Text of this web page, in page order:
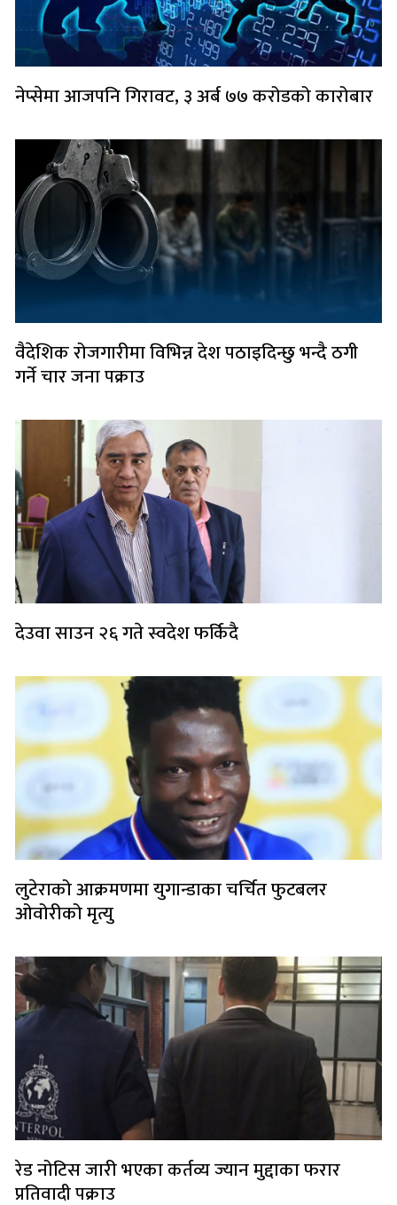
नेप्सेमा आजपनि गिरावट, ३ अर्ब ७७ करोडको कारोबार
वैदेशिक रोजगारीमा विभिन्न देश पठाइदिन्छु भन्दै ठगी
गर्ने चार जना पक्राउ
देउवा साउन २६ गते स्वदेश फर्किदै
लुटेराको आक्रमणमा युगान्डाका चर्चित फुटबलर
ओवोरीको मृत्यु
रेड नोटिस जारी भएका कर्तव्य ज्यान मुद्दाका फरार
प्रतिवादी पक्राउ